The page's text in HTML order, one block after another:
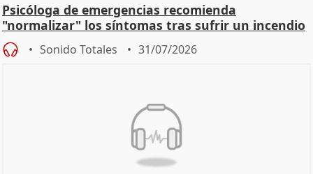
Psicóloga de emergencias recomienda
"normalizar" los síntomas tras sufrir un incendio
Sonido Totales 31/07/2026